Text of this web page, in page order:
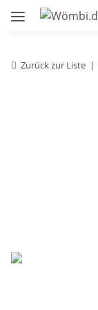
Zurück zur Liste